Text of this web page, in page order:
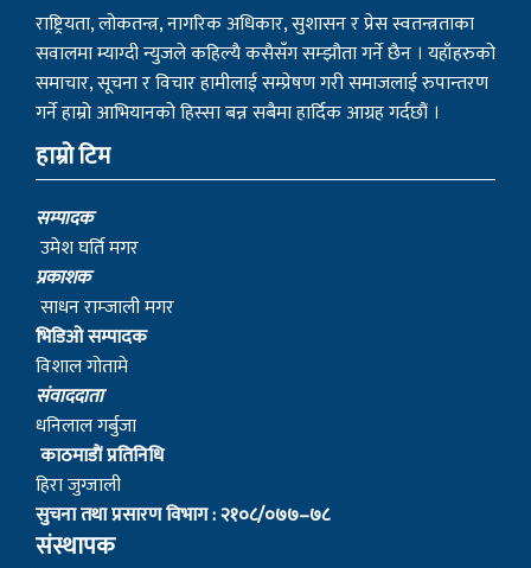
राष्ट्रियता, लोकतन्त्र, नागरिक अधिकार, सुशासन र प्रेस स्वतन्त्रताका
सवालमा म्याग्दी न्युजले कहिल्यै कसैसँग सम्झौता गर्ने छैन । यहाँहरुको
समाचार, सूचना र विचार हामीलाई सम्प्रेषण गरी समाजलाई रुपान्तरण
गर्ने हाम्रो आभियानको हिस्सा बन्न सबैमा हार्दिक आग्रह गर्दछौं ।
हाम्रो टिम
सम्पादक
उमेश घर्ति मगर
प्रकाशक
साधन राम्जाली मगर
भिडिओ सम्पादक
विशाल गोतामे
स‌ंवाददाता
धनिलाल गर्बुजा
काठमाडाैं प्रतिनिधि
हिरा जुग्जाली
सुचना तथा प्रसारण विभाग : २१०८/०७७–७८
संस्थापक